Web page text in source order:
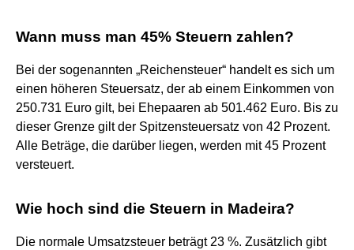
Wann muss man 45% Steuern zahlen?
Bei der sogenannten „Reichensteuer“ handelt es sich um
einen höheren Steuersatz, der ab einem Einkommen von
250.731 Euro gilt, bei Ehepaaren ab 501.462 Euro. Bis zu
dieser Grenze gilt der Spitzensteuersatz von 42 Prozent.
Alle Beträge, die darüber liegen, werden mit 45 Prozent
versteuert.
Wie hoch sind die Steuern in Madeira?
Die normale Umsatzsteuer beträgt 23 %. Zusätzlich gibt